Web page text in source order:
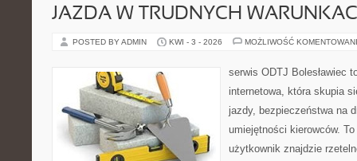
JAZDA W TRUDNYCH
POSTED BY ADMIN KWI - 3 - 2026 MOŻLIWOŚĆ
serwis ODTJ Bolesławiec
internetowa, która skupia
jazdy, bezpieczeństwa na
umiejętności kierowców.
użytkownik znajdzie